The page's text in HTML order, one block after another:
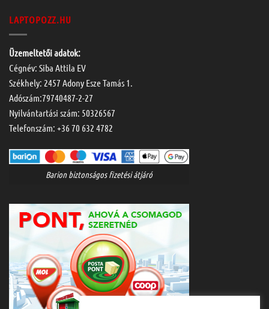
LAPTOPOZZ.HU
Üzemeltetői adatok:
Cégnév: Siba Attila EV
Székhely: 2457 Adony Esze Tamás 1.
Adószám:79740487-2-27
Nyilvántartási szám: 50326567
Telefonszám: +36 70 632 4782
Barion biztonságos fizetési átjáró